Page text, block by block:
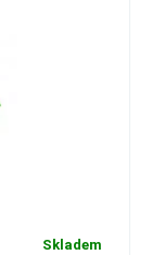
Skladem